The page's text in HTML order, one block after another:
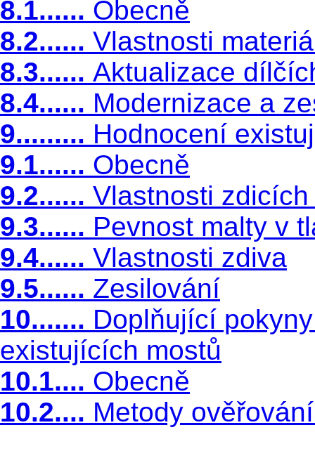
8.1...... Obecně
8.2...... Vlastnosti
8.3...... Aktualizace
8.4...... Modernizace a
9......... Hodnocení
9.1...... Obecně
9.2...... Vlastnosti
9.3...... Pevnost malty v
9.4...... Vlastnosti zdiva
9.5...... Zesilování
10....... Doplňující
existujících mostů
10.1.... Obecně
10.2.... Metody